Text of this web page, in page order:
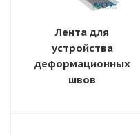
Лента для
устройства
деформационных
швов